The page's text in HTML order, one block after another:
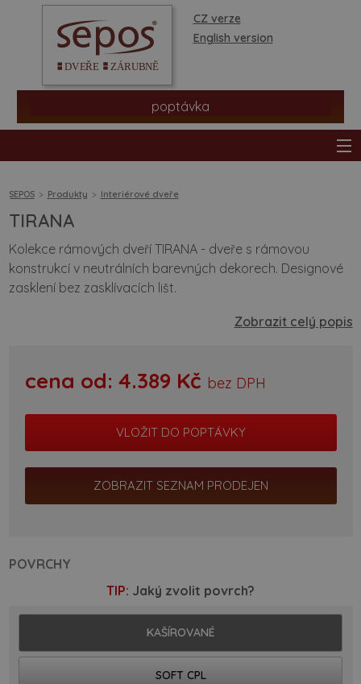
CZ verze
English version
poptávka
prodejní síť
SEPOS Produkty Interiérové dveře
TIRANA
Kolekce rámových dveří TIRANA - dveře s rámovou
konstrukcí v neutrálních barevných dekorech. Designové
zasklení bez zasklívacích lišt.
Zobrazit celý popis
cena od: 4.389 Kč bez DPH
ZOBRAZIT SEZNAM PRODEJEN
POVRCHY
TIP: Jaký zvolit povrch?
KAŠÍROVANÉ
SOFT CPL